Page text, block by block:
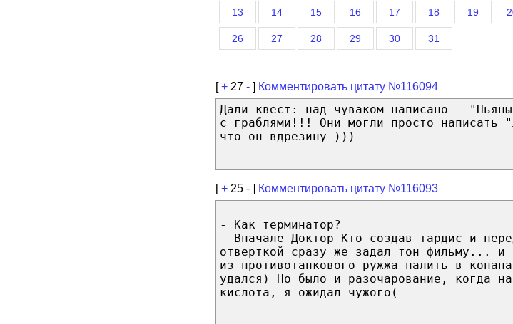
13 14 15 16 17 18 19
26 27 28 29 30 31
[+ 27 - ] Комментировать цитату №116094
Дали квест: над чуваком написано -
с граблями!!! Они могли просто написать
что он вдрезину )))
[+ 25 - ] Комментировать цитату №116093
- Как терминатор?
- Вначале Доктор Кто создав тардис и
отверткой сразу же задал тон фильму... и
из противотанкового ружжа палить в
удался) Но было и разочарование, когда
кислота, я ожидал чужого(